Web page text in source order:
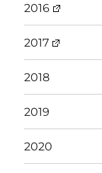
2016
2017
2018
2019
2020